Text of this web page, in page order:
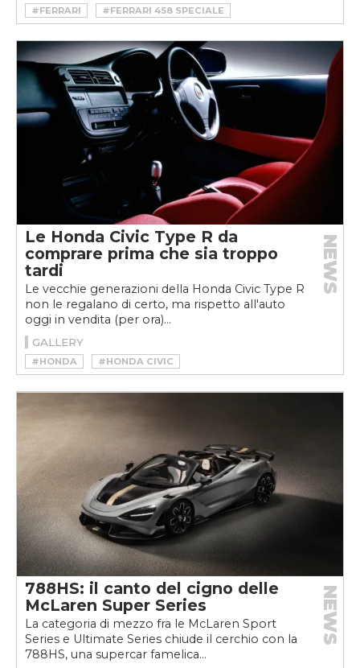
#FERRARI #FERRARI 458 SPECIALE
Le Honda Civic Type R da
comprare prima che sia troppo
tardi
Le vecchie generazioni della Honda Civic Type R
non le regalano di certo, ma rispetto all'auto
oggi in vendita (per ora)...
NEWS
GALLERY
#HONDA
#HONDA CIVIC
#HONDA CIVIC TYPE R
788HS: il canto del cigno delle
McLaren Super Series
La categoria di mezzo fra le McLaren Sport
Series e Ultimate Series chiude il cerchio con la
788HS, una supercar famelica...
NEWS